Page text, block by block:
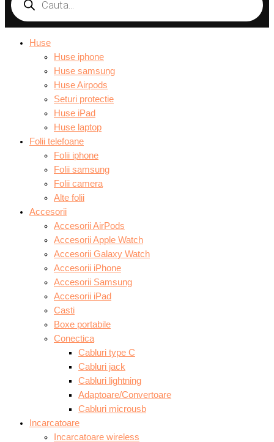
Huse
Huse iphone
Huse samsung
Huse Airpods
Seturi protectie
Huse iPad
Huse laptop
Folii telefoane
Folii iphone
Folii samsung
Folii camera
Alte folii
Accesorii
Accesorii AirPods
Accesorii Apple Watch
Accesorii Galaxy Watch
Accesorii iPhone
Accesorii Samsung
Accesorii iPad
Casti
Boxe portabile
Conectica
Cabluri type C
Cabluri jack
Cabluri lightning
Adaptoare/Convertoare
Cabluri microusb
Incarcatoare
Incarcatoare wireless